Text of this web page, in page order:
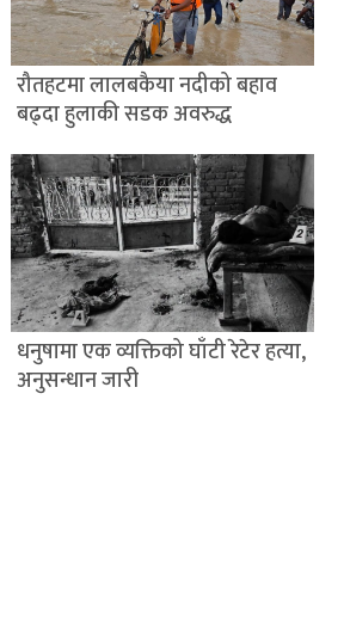
रौतहटमा लालबकैया नदीको बहाव
बढ्दा हुलाकी सडक अवरुद्ध
धनुषामा एक व्यक्तिको घाँटी रेटेर हत्या,
अनुसन्धान जारी